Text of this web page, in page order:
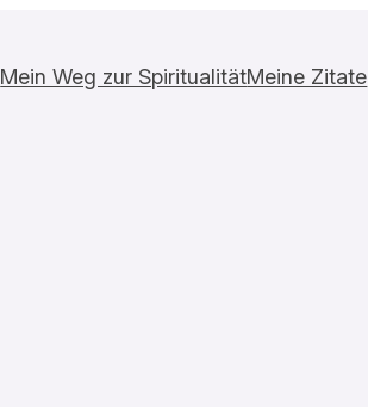
Mein Weg zur SpiritualitätMeine Zitate